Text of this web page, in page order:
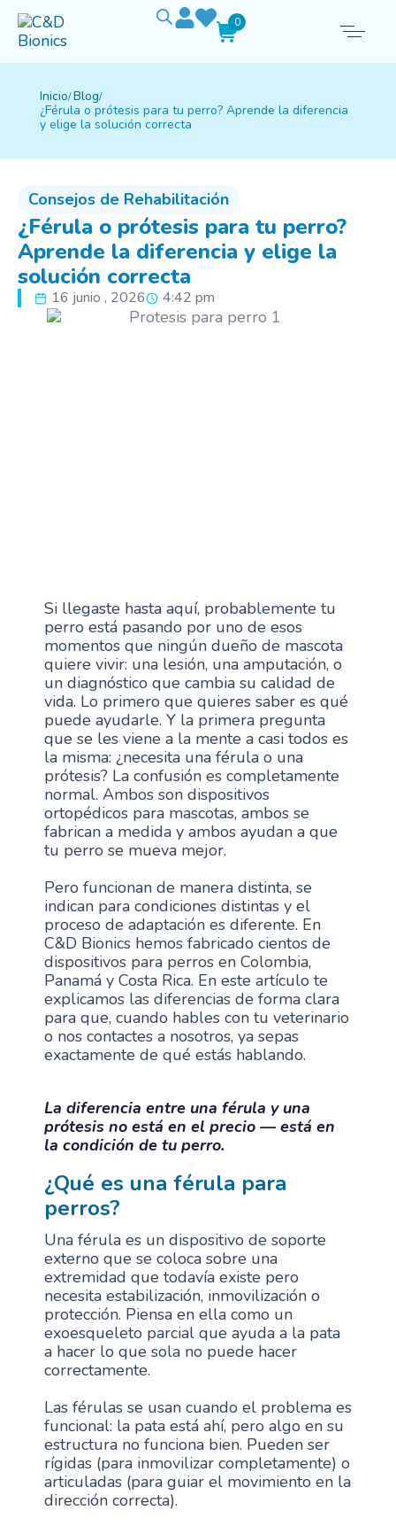
0
Inicio Blog
¿Férula o prótesis para tu perro? Aprende la diferencia
y elige la solución correcta
Consejos de Rehabilitación
¿Férula o prótesis para tu perro?
Aprende la diferencia y elige la
solución correcta
16 junio , 2026 4:42 pm
Si llegaste hasta aquí, probablemente tu
perro está pasando por uno de esos
momentos que ningún dueño de mascota
quiere vivir: una lesión, una amputación, o
un diagnóstico que cambia su calidad de
vida. Lo primero que quieres saber es qué
puede ayudarle. Y la primera pregunta
que se les viene a la mente a casi todos es
la misma: ¿necesita una férula o una
prótesis? La confusión es completamente
normal. Ambos son dispositivos
ortopédicos para mascotas, ambos se
fabrican a medida y ambos ayudan a que
tu perro se mueva mejor.
Pero funcionan de manera distinta, se
indican para condiciones distintas y el
proceso de adaptación es diferente. En
C&D Bionics hemos fabricado cientos de
dispositivos para perros en Colombia,
Panamá y Costa Rica. En este artículo te
explicamos las diferencias de forma clara
para que, cuando hables con tu veterinario
o nos contactes a nosotros, ya sepas
exactamente de qué estás hablando.
La diferencia entre una férula y una
prótesis no está en el precio — está en
la condición de tu perro.
¿Qué es una férula para
perros?
Una férula es un dispositivo de soporte
externo que se coloca sobre una
extremidad que todavía existe pero
necesita estabilización, inmovilización o
protección. Piensa en ella como un
exoesqueleto parcial que ayuda a la pata
a hacer lo que sola no puede hacer
correctamente.
Las férulas se usan cuando el problema es
funcional: la pata está ahí, pero algo en su
estructura no funciona bien. Pueden ser
rígidas (para inmovilizar completamente) o
articuladas (para guiar el movimiento en la
dirección correcta).